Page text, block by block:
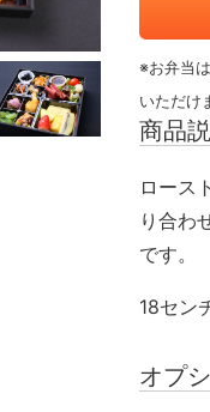
※お弁当は
いただけ
商品
ロース
り合わ
です。
18セン
オプ